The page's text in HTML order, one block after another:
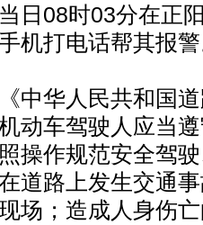
日08时03分在正
机打电话帮其报
中华人民共和国
动车驾驶人应当
操作规范安全驾
道路上发生交通
场；造成人身伤